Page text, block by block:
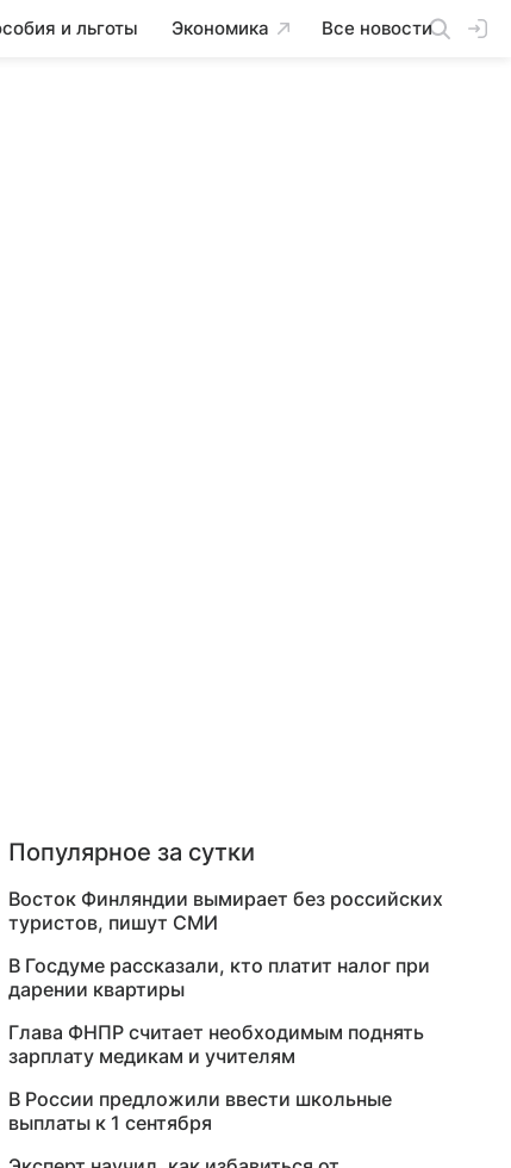
и льготы Экономика Все новости
Популярное за сутки
Восток Финляндии вымирает без российских
туристов, пишут СМИ
В Госдуме рассказали, кто платит налог при
дарении квартиры
Глава ФНПР считает необходимым поднять
зарплату медикам и учителям
В России предложили ввести школьные
выплаты к 1 сентября